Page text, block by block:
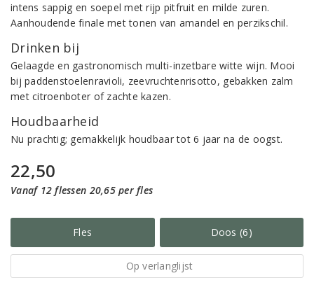
intens sappig en soepel met rijp pitfruit en milde zuren.
Aanhoudende finale met tonen van amandel en perzikschil.
Drinken bij
Gelaagde en gastronomisch multi-inzetbare witte wijn. Mooi
bij paddenstoelenravioli, zeevruchtenrisotto, gebakken zalm
met citroenboter of zachte kazen.
Houdbaarheid
Nu prachtig; gemakkelijk houdbaar tot 6 jaar na de oogst.
22,50
Vanaf 12 flessen 20,65 per fles
Fles Doos (6)
Op verlanglijst